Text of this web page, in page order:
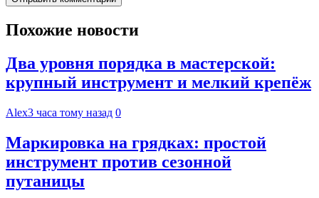
Похожие новости
Два уровня порядка в мастерской:
крупный инструмент и мелкий крепёж
Alex3 часа тому назад 0
Маркировка на грядках: простой
инструмент против сезонной
путаницы